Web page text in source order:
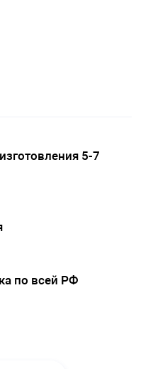
5-7
по всей РФ